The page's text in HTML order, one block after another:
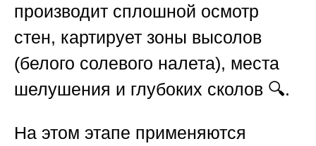
производит сплошной осмотр
стен, картирует зоны высолов
(белого солевого налета), места
шелушения и глубоких сколов 🔍.
На этом этапе применяются